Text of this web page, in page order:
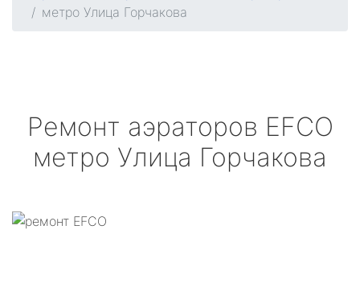
метро Улица Горчакова
Ремонт аэраторов EFCO
метро Улица Горчакова